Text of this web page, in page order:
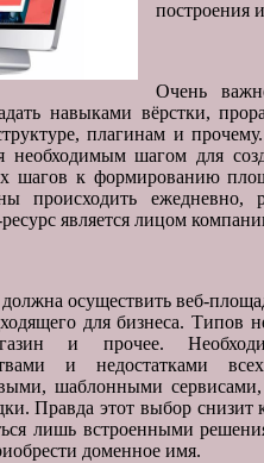
построения
Очень
навыками вёрстки,
плагинам и
необходимым шагом для
шагов к формированию
происходить ежедневно,
является лицом
осуществить веб-
для бизнеса. Типов
и прочее.
и недостатками
шаблонными
Правда этот выбор снизит
лишь встроенными
доменное имя.